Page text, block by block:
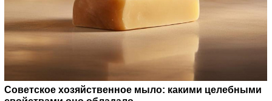
Советское хозяйственное мыло: какими целебными